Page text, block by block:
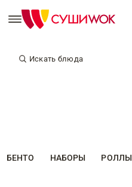
Искать блюда
БЕНТО НАБОРЫ РОЛЛЫ